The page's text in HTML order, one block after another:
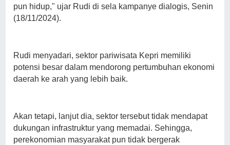
pun hidup," ujar Rudi di sela kampanye dialogis, Senin
(18/11/2024).
Rudi menyadari, sektor pariwisata Kepri memiliki
potensi besar dalam mendorong pertumbuhan ekonomi
daerah ke arah yang lebih baik.
Akan tetapi, lanjut dia, sektor tersebut tidak mendapat
dukungan infrastruktur yang memadai. Sehingga,
perekonomian masyarakat pun tidak bergerak